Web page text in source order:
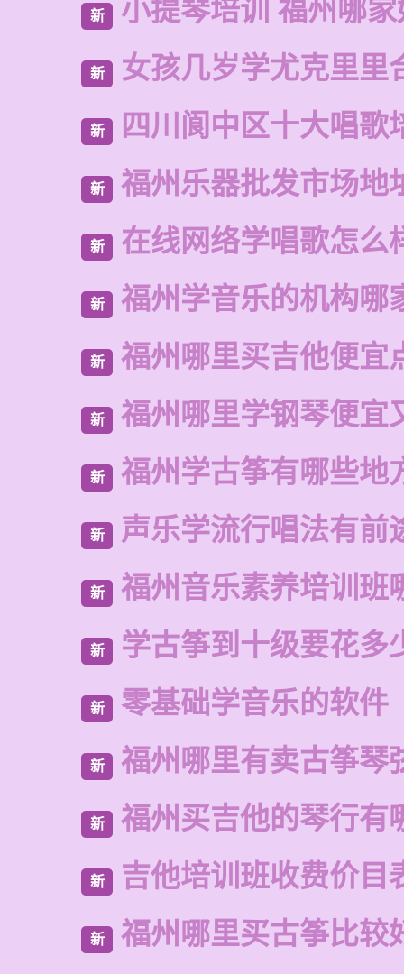
新 小提琴培训 福州哪
新 女孩几岁学尤克里里
新 四川阆中区十大唱歌
新 福州乐器批发市场地
新 在线网络学唱歌怎么
新 福州学音乐的机构哪
新 福州哪里买吉他便宜
新 福州哪里学钢琴便宜
新 福州学古筝有哪些地
新 声乐学流行唱法有前
新 福州音乐素养培训班
新 学古筝到十级要花多
新 零基础学音乐的软件
新 福州哪里有卖古筝琴
新 福州买吉他的琴行有
新 吉他培训班收费价目
新 福州哪里买古筝比较